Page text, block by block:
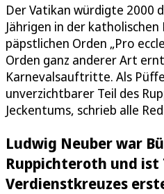
Der Vatikan würdigte 2000
Jährigen in der
päpstlichen Orden „Pro
Orden ganz anderer Art
Karnevalsauftritte. Als
unverzichtbarer Teil des
Jeckentums, schrieb alle
Ludwig Neuber war
Ruppichteroth und ist
Verdienstkreuzes